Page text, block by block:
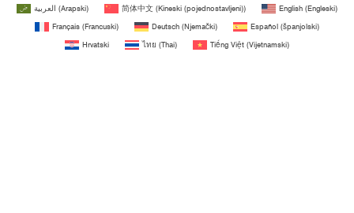
العربية (Arapski) 简体中文 (Kineski (pojednostavljeni)) English (Engleski)
Français (Francuski) Deutsch (Njemački) Español (španjolski)
Hrvatski
ไทย (Thai) Tiếng Việt (Vijetnamski)